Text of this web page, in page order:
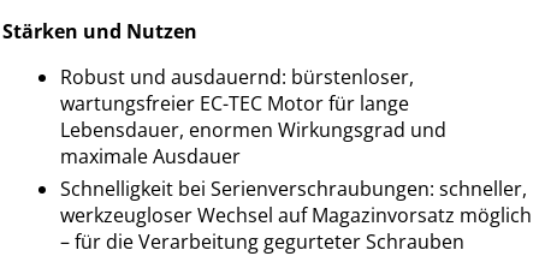
Stärken und Nutzen
Robust und ausdauernd: bürstenloser,
wartungsfreier EC-TEC Motor für lange
Lebensdauer, enormen Wirkungsgrad und
maximale Ausdauer
Schnelligkeit bei Serienverschraubungen: schneller,
werkzeugloser Wechsel auf Magazinvorsatz möglich
– für die Verarbeitung gegurteter Schrauben